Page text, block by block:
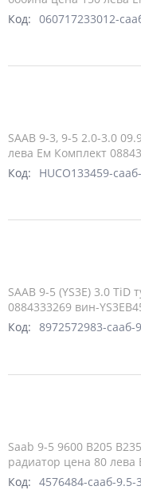
Код: 060717233012-
SAAB 9-3, 9-5 2.0-3.0
лева Ем Комплект
Код:
HUCO133459-
SAAB 9-5 (YS3E) 3.0
0884333269 вин-
Код: 8972572983-сааб-
Saab 9-5 9600 B205
радиатор цена 80
Код: 4576484-сааб-9.5-